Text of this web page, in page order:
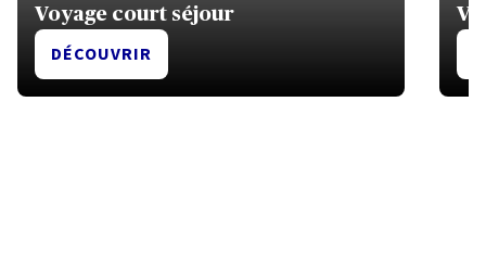
Voyage court séjour
DÉCOUVRIR